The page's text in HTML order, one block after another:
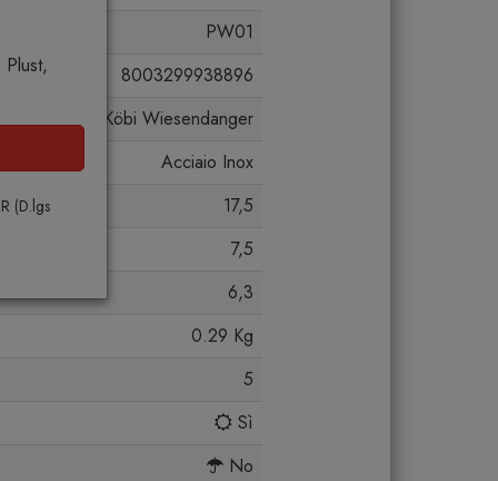
(D.lgs
PW01
8003299938896
Pianogrillo, Köbi Wiesendanger
Acciaio Inox
17,5
7,5
6,3
0.29 Kg
5
Sì
No